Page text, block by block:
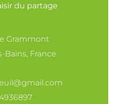
du partage
Grammont
Bains, France